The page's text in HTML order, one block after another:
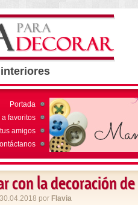
Portada
favoritos
amigos
con la decoración
por Flavia